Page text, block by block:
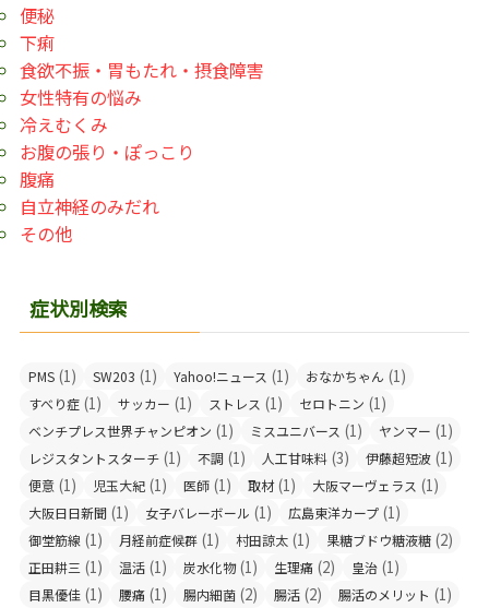
便秘
下痢
食欲不振・胃もたれ・摂食障害
女性特有の悩み
冷えむくみ
お腹の張り・ぽっこり
腹痛
自立神経のみだれ
その他
症状別検索
PMS (1) SW203 (1) Yahoo!ニュース (1) おなかちゃん (1)
すべり症 (1) サッカー (1) ストレス (1) セロトニン (1)
ベンチプレス世界チャンピオン (1) ミスユニバース (1) ヤンマー (1)
レジスタントスターチ (1) 不調 (1) 人工甘味料 (3) 伊藤超短波 (1)
便意 (1) 児玉大紀 (1) 医師 (1) 取材(1) 大阪マーヴェラス (1)
大阪日日新聞 (1) 女子バレーボール (1) 広島東洋カープ (1)
御堂筋線 (1) 月経前症候群 (1) 村田諒太 (1) 果糖ブドウ糖液糖 (2)
正田耕三 (1) 温活 (1) 炭水化物(1) 生理痛 (2) 皇治 (1)
目黒優佳 (1) 腰痛 (1) 腸内細菌 (2) 腸活 (2) 腸活のメリット (1)